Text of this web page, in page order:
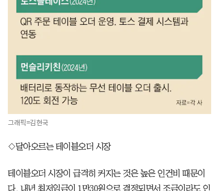
그래픽=김현국
◇달아오르는 테이블오더 시장
테이블오더 시장이 급격히 커지는 것은 높은 인건비 때문이
다. 내년 최저임금이 1만30원으로 결정되면서 조금이라도 인